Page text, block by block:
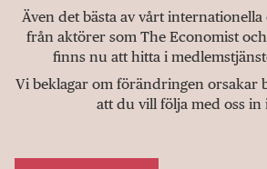
Även det bästa av vårt
från aktörer som The Economist
finns nu att hitta i
Vi beklagar om förändringen orsakar
att du vill följa med oss in